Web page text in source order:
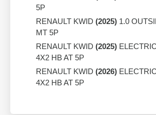
5P
RENAULT KWID (2025) 1.0
MT 5P
RENAULT KWID (2025)
4X2 HB AT 5P
RENAULT KWID (2026)
4X2 HB AT 5P